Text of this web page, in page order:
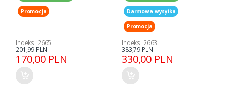
Promocja
Indeks: 2665
170,00 PLN
201,99 PLN
Darmowa wysyłka
Promocja
Indeks: 2663
330,00 PLN
383,79 PLN